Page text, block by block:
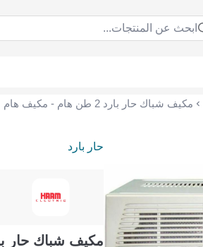
ابحث عن المنتجات...
حار بارد